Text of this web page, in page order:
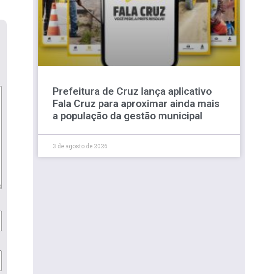
Prefeitura de Cruz lança aplicativo
Fala Cruz para aproximar ainda mais
a população da gestão municipal
3 de agosto de 2026